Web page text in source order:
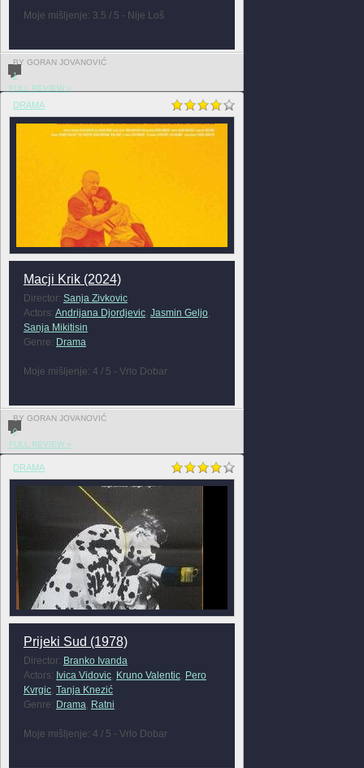
Moje mišljenje: 3.5 / 5 - Nije Loš
BY GORAN JOVANOVIĆ
1
FULL REVIEW »
DRAMA
Macji Krik (2024)
Director: Sanja Zivkovic
Actors: Andrijana Djordjevic, Jasmin Geljo,
Sanja Mikitisin
Genre: Drama
Moje mišljenje: 4 / 5 - Vrlo Dobar
BY GORAN JOVANOVIĆ
0
FULL REVIEW »
DRAMA
Prijeki Sud (1978)
Director: Branko Ivanda
Actors: Ivica Vidovic, Kruno Valentic, Pero
Kvrgic, Tanja Knezić
Genre: Drama, Ratni
Moje mišljenje: 4 / 5 - Vrlo Dobar